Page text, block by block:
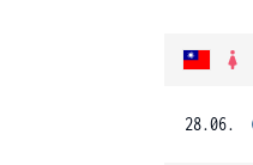
28.06.